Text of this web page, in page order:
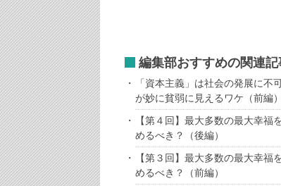
編集部おすすめの関連記
「資本主義」は社会の発展に
が妙に貧弱に見えるワケ（前編）
【第４回】最大多数の最大幸
めるべき？（後編）
【第３回】最大多数の最大幸
めるべき？（前編）